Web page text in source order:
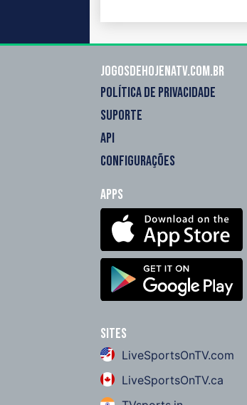
Jogosdehojenatv.com.br
POLÍTICA DE PRIVACIDADE
SUPORTE
API
CONFIGURAÇÕES
Apps
Sites
LiveSportsOnTV.com
LiveSportsOnTV.ca